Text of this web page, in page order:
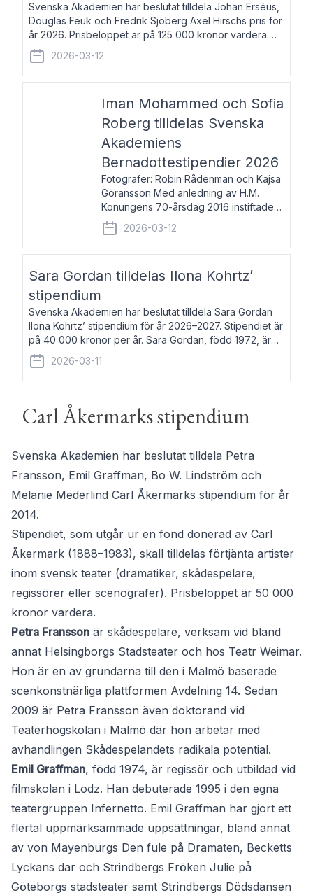
Svenska Akademien har beslutat tilldela Johan Erséus,
Douglas Feuk och Fredrik Sjöberg Axel Hirschs pris för
år 2026. Prisbeloppet är på 125 000 kronor vardera.
Johan Erséus, född 1959, är fackboksförfattare och
journalist med mångårigt för
2026-03-12
Iman Mohammed och Sofia
Roberg tilldelas Svenska
Akademiens
Bernadottestipendier 2026
Fotografer: Robin Rådenman och Kajsa
Göransson Med anledning av H.M.
Konungens 70-årsdag 2016 instiftade
fem av de kungliga akademierna det så
kallade Bernadotteprogrammet med
syfte att genom stipendier erbjuda stöd
2026-03-12
Sara Gordan tilldelas Ilona Kohrtz’
stipendium
Svenska Akademien har beslutat tilldela Sara Gordan
Ilona Kohrtz’ stipendium för år 2026–2027. Stipendiet är
på 40 000 kronor per år. Sara Gordan, född 1972, är
författare och översättare. Hon debuterade 2006 med
det prosalyriska verket En
2026-03-11
Carl Åkermarks stipendium
Svenska Akademien har beslutat tilldela Petra
Fransson, Emil Graffman, Bo W. Lindström och
Melanie Mederlind Carl Åkermarks stipendium för år
2014.
Stipendiet, som utgår ur en fond donerad av Carl
Åkermark (1888–1983), skall tilldelas förtjänta artister
inom svensk teater (dramatiker, skådespelare,
regissörer eller scenografer). Prisbeloppet är 50 000
kronor vardera.
Petra Fransson är skådespelare, verksam vid bland
annat Helsingborgs Stadsteater och hos Teatr Weimar.
Hon är en av grundarna till den i Malmö baserade
scenkonstnärliga plattformen Avdelning 14. Sedan
2009 är Petra Fransson även doktorand vid
Teaterhögskolan i Malmö där hon arbetar med
avhandlingen Skådespelandets radikala potential.
Emil Graffman, född 1974, är regissör och utbildad vid
filmskolan i Lodz. Han debuterade 1995 i den egna
teatergruppen Infernetto. Emil Graffman har gjort ett
flertal uppmärksammade uppsättningar, bland annat
av von Mayenburgs Den fule på Dramaten, Becketts
Lyckans dar och Strindbergs Fröken Julie på
Göteborgs stadsteater samt Strindbergs Dödsdansen